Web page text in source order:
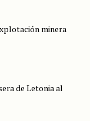
minera
de Letonia al